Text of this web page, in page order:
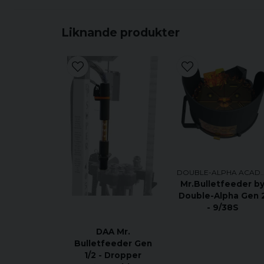
Liknande produkter
DAA Mr.
Bulletfeeder Gen
1/2 - Dropper
Mr.Bulletfeeder by
Double-Alpha Gen
- 9/38S